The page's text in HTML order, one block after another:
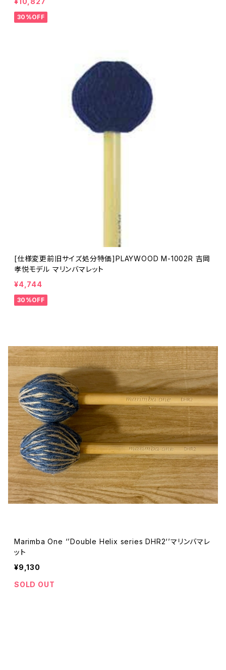
30%OFF
[仕様変更前旧サイズ処分特価]PLAYWOOD M-1002R 吉岡
孝悦モデル マリンバマレット
¥4,744
30%OFF
Marimba One ‘’Double Helix series DHR2‘’マリンバマレ
ット
¥9,130
SOLD OUT